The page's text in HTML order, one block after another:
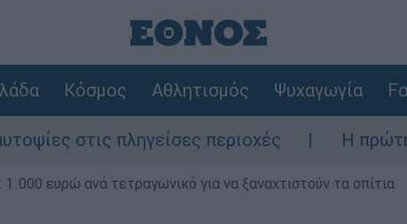
Κόσμος Αθλητισμός Ψυχαγωγία
πληγείσες περιοχές Η πρώτη
ευρώ ανά τετραγωνικό για να ξαναχτιστούν τα σπίτια